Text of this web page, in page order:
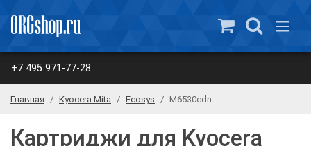
+7 495 971-77-28
Главная Kyocera Mita Ecosys M6530cdn
Картриджи для Kyocera